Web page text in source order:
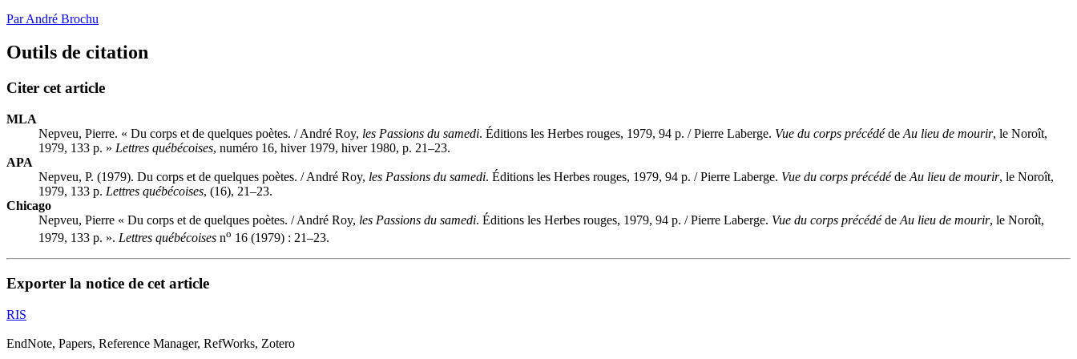
Par André Brochu
Outils de citation
Citer cet article
MLA
Nepveu, Pierre. « Du corps et de quelques poètes. / André Roy, les Passions du samedi. Éditions les Herbes rouges, 1979, 94 p. / Pierre Laberge. Vue du corps précédéde Au lieu de mourir, le Noroît,
1979, 133 p. » Lettres québécoises, numéro 16, hiver 1979, hiver 1980, p. 21–23.
APA
Nepveu, P. (1979). Du corps et de quelques poètes. / André Roy, les Passions du samedi. Éditions les Herbes rouges, 1979, 94 p. / Pierre Laberge. Vue du corps précédéde Au lieu de mourir, le Noroît,
1979, 133 p. Lettres québécoises, (16), 21–23.
Chicago
Nepveu, Pierre « Du corps et de quelques poètes. / André Roy, les Passions du samedi. Éditions les Herbes rouges, 1979, 94 p. / Pierre Laberge. Vue du corps précédéde Au lieu de mourir, le Noroît,
1979, 133 p. ». Lettres québécoises no 16 (1979) : 21–23.
Exporter la notice de cet article
RIS
EndNote, Papers, Reference Manager, RefWorks, Zotero